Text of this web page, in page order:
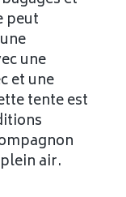
peut
une
et une
tente est
air.